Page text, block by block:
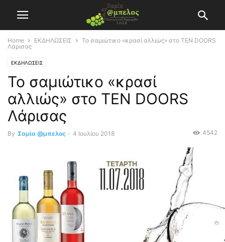
Home ΕΚΔΗΛΩΣΕΙΣ
Το σαμιώτικο «κρασί αλλιώς» στο TEN DOORS
Λάρισας
ΕΚΔΗΛΩΣΕΙΣ
Το σαμιώτικο «κρασί
αλλιώς» στο TEN DOORS
Λάρισας
By Σαμία @μπελος - 4 Ιουλίου 2018 4542